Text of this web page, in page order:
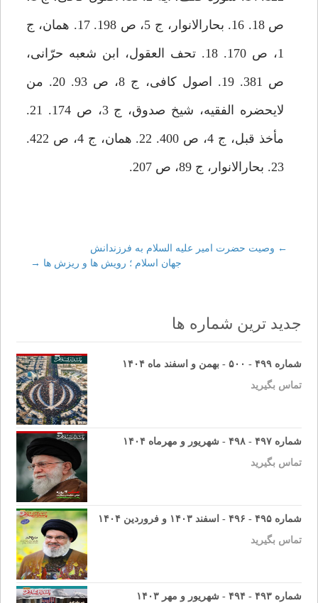
Post
← وصيت حضرت امير عليه السلام به فرزندانش
جهان اسلام ؛ رويش ها و ريزش ها →
جدید ترین شماره ها
شماره ۴۹۹ - ۵۰۰ - بهمن و اسفند ماه ۱۴۰۴
تماس بگیرید
شماره ۴۹۷ - ۴۹۸ - شهریور و مهرماه ۱۴۰۴
تماس بگیرید
شماره ۴۹۵ - ۴۹۶ - اسفند ۱۴۰۳ و فروردین ۱۴۰۴
تماس بگیرید
شماره ۴۹۳ - ۴۹۴ - شهریور و مهر ۱۴۰۳